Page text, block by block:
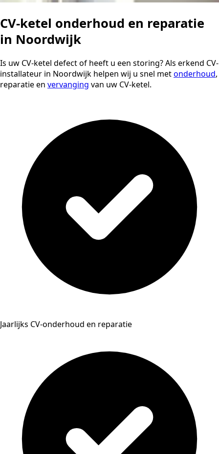
CV-ketel onderhoud en reparatie
in Noordwijk
Is uw CV-ketel defect of heeft u een storing? Als erkend CV-
installateur in Noordwijk helpen wij u snel metonderhoud,
reparatie en vervanging van uw CV-ketel.
Jaarlijks CV-onderhoud en reparatie